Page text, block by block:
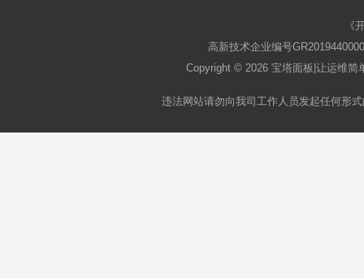
《
高新技术企业编号
Copyright © 2026 宝塔面板 |让运维
违法网站请勿向我司工作人员发起任何形